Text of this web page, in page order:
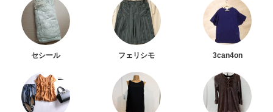
セシール フェリシモ 3can4on